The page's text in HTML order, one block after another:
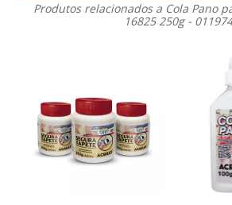
Produtos relacionados a Cola Pano
16825 250g - 011974